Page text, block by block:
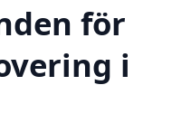
för
i